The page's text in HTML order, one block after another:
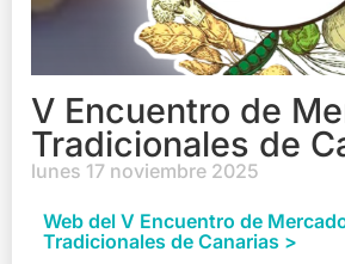
V Encuentro de
Tradicionales de
lunes 17 noviembre 2025
Web del V Encuentro de
Tradicionales de Canarias >